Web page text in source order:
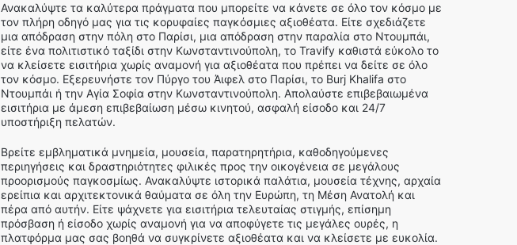
Ανακαλύψτε τα καλύτερα πράγματα που μπορείτε να κάνετε σε όλο τον κόσμο με
τον πλήρη οδηγό μας για τις κορυφαίες παγκόσμιες αξιοθέατα. Είτε σχεδιάζετε
μια απόδραση στην πόλη στο Παρίσι, μια απόδραση στην παραλία στο Ντουμπάι,
είτε ένα πολιτιστικό ταξίδι στην Κωνσταντινούπολη, το Travify καθιστά εύκολο το
να κλείσετε εισιτήρια χωρίς αναμονή για αξιοθέατα που πρέπει να δείτε σε όλο
τον κόσμο. Εξερευνήστε τον Πύργο του Άιφελ στο Παρίσι, το Burj Khalifa στο
Ντουμπάι ή την Αγία Σοφία στην Κωνσταντινούπολη. Απολαύστε επιβεβαιωμένα
εισιτήρια με άμεση επιβεβαίωση μέσω κινητού, ασφαλή είσοδο και 24/7
υποστήριξη πελατών.
Βρείτε εμβληματικά μνημεία, μουσεία, παρατηρητήρια, καθοδηγούμενες
περιηγήσεις και δραστηριότητες φιλικές προς την οικογένεια σε μεγάλους
προορισμούς παγκοσμίως. Ανακαλύψτε ιστορικά παλάτια, μουσεία τέχνης, αρχαία
ερείπια και αρχιτεκτονικά θαύματα σε όλη την Ευρώπη, τη Μέση Ανατολή και
πέρα από αυτήν. Είτε ψάχνετε για εισιτήρια τελευταίας στιγμής, επίσημη
πρόσβαση ή είσοδο χωρίς αναμονή για να αποφύγετε τις μεγάλες ουρές, η
πλατφόρμα μας σας βοηθά να συγκρίνετε αξιοθέατα και να κλείσετε με ευκολία.